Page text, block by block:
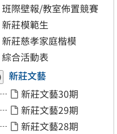
班際壁報/教室佈置競賽
新莊模範生
新莊慈孝家庭楷模
綜合活動表
收
合
「新
文
藝」
展
開
「新
文
藝」
新莊文藝
新莊文藝30期
新莊文藝29期
新莊文藝28期